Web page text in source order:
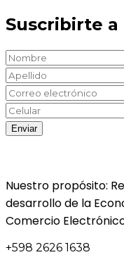
Suscribirte a
Nuestro propósito:
desarrollo de la
Comercio
+598 2626 1638